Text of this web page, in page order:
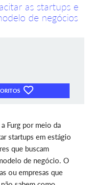
as startups e
de negócios
Furg por meio da
startups em estágio
que buscam
de negócio. O
ou empresas que